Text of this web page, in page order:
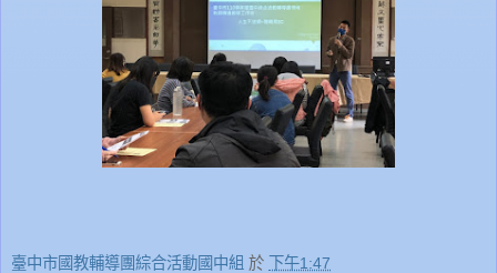
臺中市國教輔導團綜合活動國中組 於 下午1:47